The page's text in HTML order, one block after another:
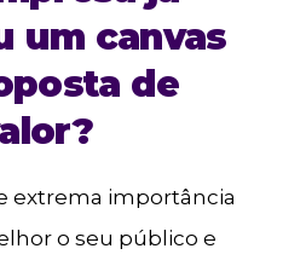
um canvas
de
extrema importância
o seu público e